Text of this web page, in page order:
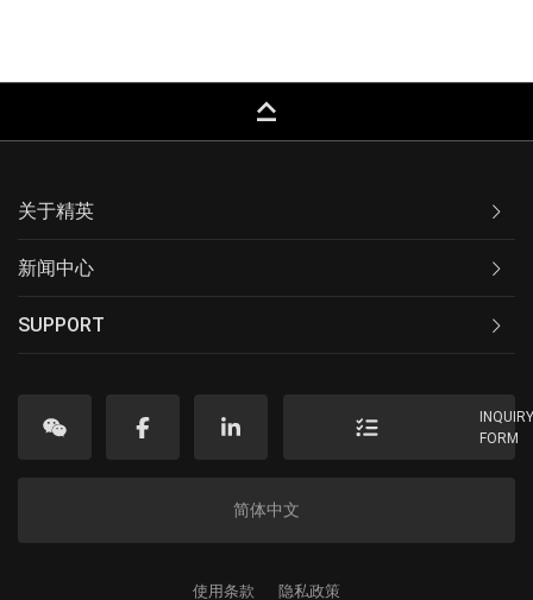
keyboard_capslock
关于精英
新闻中心
SUPPORT
FORM
简体中文
使用条款 隐私政策